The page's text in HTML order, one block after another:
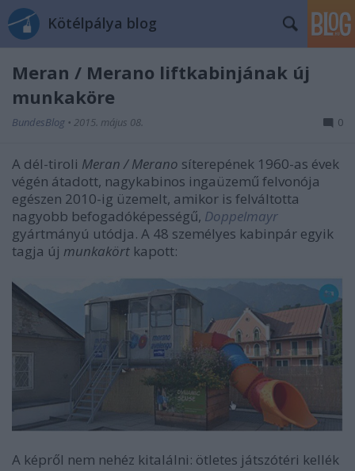
Kötélpálya blog
Meran / Merano liftkabinjának új
munkaköre
BundesBlog • 2015. május 08. 0
A dél-tiroli Meran / Merano síterepének 1960-as évek
végén átadott, nagykabinos ingaüzemű felvonója
egészen 2010-ig üzemelt, amikor is felváltotta
nagyobb befogadóképességű, Doppelmayr
gyártmányú utódja. A 48 személyes kabinpár egyik
tagja új munkakört kapott:
A képről nem nehéz kitalálni: ötletes játszótéri kellék